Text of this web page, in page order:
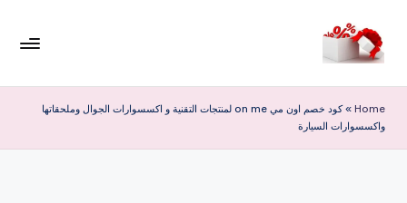
التجاوز
ر
حب
Home
»
كود خصم اون مي on me لمنتجات التقنية و اكسسوارات الجوال وملحقاتها
واكسسوارات السيارة